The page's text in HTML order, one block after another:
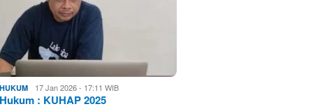
17 Jan 2026 - 17:11 WIB
: KUHAP 2025